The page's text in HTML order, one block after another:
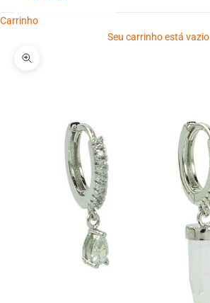
Carrinho
Seu carrinho está vazio
Zoom na imagem